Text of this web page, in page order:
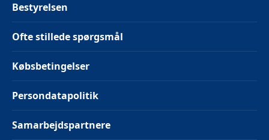
Bestyrelsen
Ofte stillede spørgsmål
Købsbetingelser
Persondatapolitik
Samarbejdspartnere